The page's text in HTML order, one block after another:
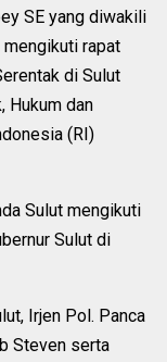
SE yang diwakili
mengikuti rapat
di Sulut
Hukum dan
(RI)
Sulut mengikuti
Sulut di
Irjen Pol. Panca
Steven serta